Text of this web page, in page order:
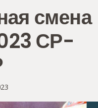
смена
СР-